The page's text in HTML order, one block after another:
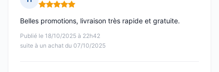
Note : 5 sur 5
Publié le 18/10/2025 à 22h42
suite à un achat du 07/10/2025
Belles promotions, livraison très rapide et gratuite.